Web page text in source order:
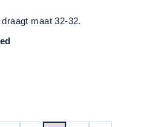
maat 32-32.